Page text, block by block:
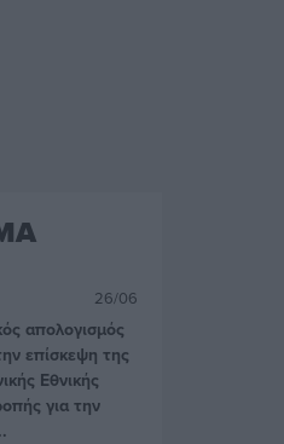
26/06
απολογισμός
επίσκεψη της
Εθνικής
για την